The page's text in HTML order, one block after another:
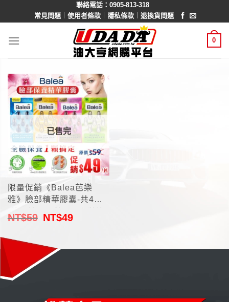
聯絡電話：0905-813-318
常見問題｜ 使用者條款｜ 隱私條款｜ 退換貨問題
0
已售完
限量促銷《Balea芭樂
雅》臉部精華膠囊-共4款
(德國第一品牌 DM原裝進
口)
NT$59 NT$49